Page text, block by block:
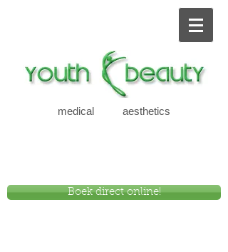
medical aesthetics
Boek direct online!